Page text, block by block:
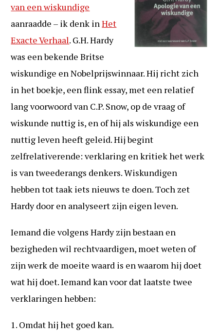
van een wiskundige
aanraadde – ik denk inHet
Exacte Verhaal. G.H. Hardy
was een bekende Britse
wiskundige en Nobelprijswinnaar. Hij richt zich
in het boekje, een flink essay, met een relatief
lang voorwoord van C.P. Snow, op de vraag of
wiskunde nuttig is, en of hij als wiskundige een
nuttig leven heeft geleid. Hij begint
zelfrelativerende: verklaring en kritiek het werk
is van tweederangs denkers. Wiskundigen
hebben tot taak iets nieuws te doen. Toch zet
Hardy door en analyseert zijn eigen leven.
Iemand die volgens Hardy zijn bestaan en
bezigheden wil rechtvaardigen, moet weten of
zijn werk de moeite waard is en waarom hij doet
wat hij doet. Iemand kan voor dat laatste twee
verklaringen hebben:
1. Omdat hij het goed kan.